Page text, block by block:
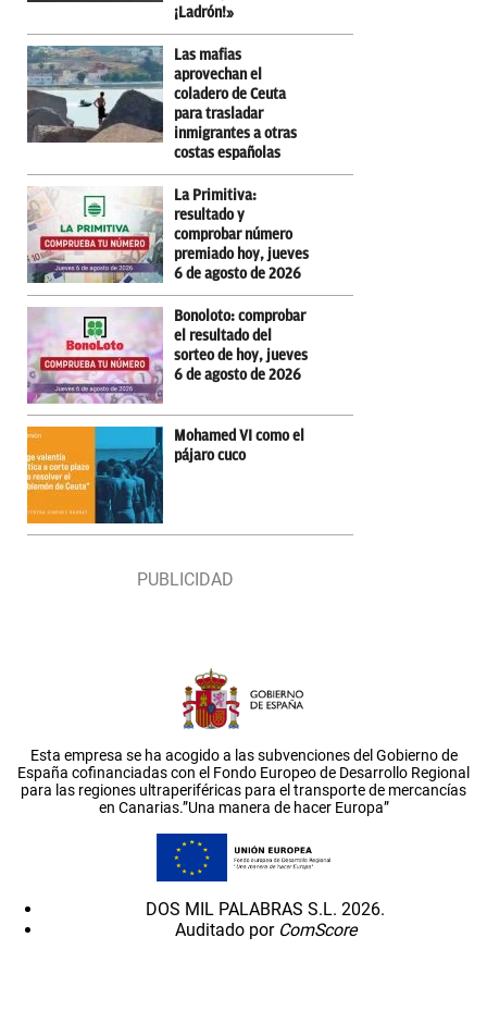
¡Ladrón!»
Las mafias
aprovechan el
coladero de Ceuta
para trasladar
inmigrantes a otras
costas españolas
La Primitiva:
resultado y
comprobar número
premiado hoy, jueves
6 de agosto de 2026
Bonoloto: comprobar
el resultado del
sorteo de hoy, jueves
6 de agosto de 2026
Mohamed VI como el
pájaro cuco
Esta empresa se ha acogido a las subvenciones del Gobierno de
España cofinanciadas con el Fondo Europeo de Desarrollo Regional
para las regiones ultraperiféricas para el transporte de mercancías
en Canarias.”Una manera de hacer Europa”
DOS MIL PALABRAS S.L. 2026.
Auditado por ComScore